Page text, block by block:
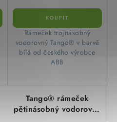
​ Rámeček trojnásobný
vodorovný Tango® v barvě
bílá od českého výrobce
ABB
Tango® rámeček
pětinásobný vodorovný